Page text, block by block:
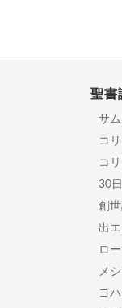
聖書
サ
コ
コ
30
創
出
ロ
メ
ヨ